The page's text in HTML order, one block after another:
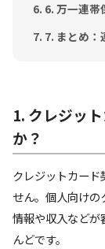
6. 万一連帯
7. まとめ
1. クレジッ
か？
クレジットカー
せん。個人向けの
情報や収入などが
んどです。